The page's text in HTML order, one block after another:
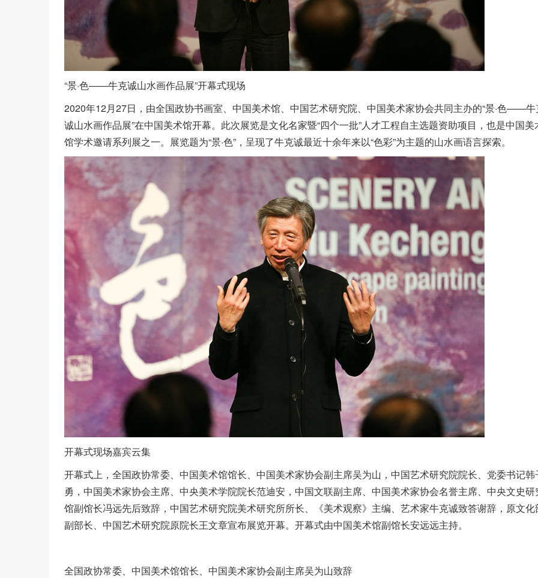
“景·色——牛克诚山水画作品展”开幕式现场
2020年12月27日，由全国政协书画室、中国美术馆、中国艺术研究院、中国美术家协会共同主办的“景·色——牛
诚山水画作品展”在中国美术馆开幕。此次展览是文化名家暨“四个一批”人才工程自主选题资助项目，也是中国美
馆学术邀请系列展之一。展览题为“景·色”，呈现了牛克诚最近十余年来以“色彩”为主题的山水画语言探索。
开幕式现场嘉宾云集
开幕式上，全国政协常委、中国美术馆馆长、中国美术家协会副主席吴为山，中国艺术研究院院长、党委书记韩
勇，中国美术家协会主席、中央美术学院院长范迪安，中国文联副主席、中国美术家协会名誉主席、中央文史研
馆副馆长冯远先后致辞，中国艺术研究院美术研究所所长、《美术观察》主编、艺术家牛克诚致答谢辞，原文化
副部长、中国艺术研究院原院长王文章宣布展览开幕。开幕式由中国美术馆副馆长安远远主持。
全国政协常委、中国美术馆馆长、中国美术家协会副主席吴为山致辞